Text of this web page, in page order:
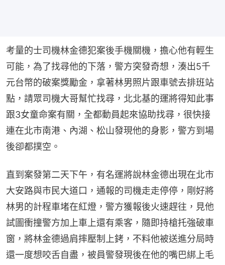
考量的士司機林金德犯案後手機關機，擔心他有輕生
可能，為了找尋他的下落，警方突發奇想，湊出5千
元台幣的破案獎勵金，拿著林男照片跟車號去排班站
點，請眾司機大哥幫忙找尋，北北基的運將得知此事
跟3女童命案有關，全都動員起來協助找尋，很快接
連在北市南港、內湖、松山發現他的身影，警方到場
後卻都撲空。
直到案發第二天下午，有名運將說林金德出現在北市
大安路與市民大道口，通報的司機走走停停，剛好將
林男的計程車堵在紅燈，警方獲報後火速趕往，見他
試圖衝撞警方加上車上還有乘客，隨即持槍托強破車
窗，將林金德過肩摔壓制上銬，不料他被送進分局時
還一度想咬舌自盡，被員警發現後在他的嘴巴綁上毛